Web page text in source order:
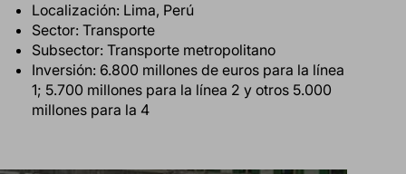
Localización: Lima, Perú
Sector: Transporte
Subsector: Transporte metropolitano
Inversión: 6.800 millones de euros para la línea
1; 5.700 millones para la línea 2 y otros 5.000
millones para la 4